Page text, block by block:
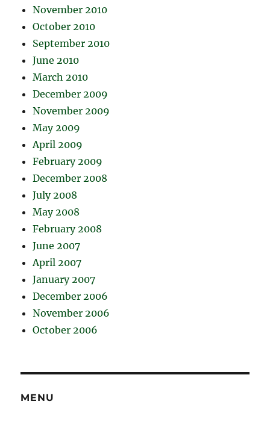
November 2010
October 2010
September 2010
June 2010
March 2010
December 2009
November 2009
May 2009
April 2009
February 2009
December 2008
July 2008
May 2008
February 2008
June 2007
April 2007
January 2007
December 2006
November 2006
October 2006
MENU